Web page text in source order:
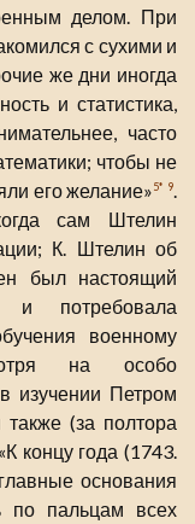
делом. При
с сухими и
же дни иногда
и статистика,
часто
чтобы не
его желание»5* 9
сам Штелин
К. Штелин об
был настоящий
и потребовала
военному
на особо
изучении Петром
(за полтора
концу года (1743.
основания
по пальцам всех